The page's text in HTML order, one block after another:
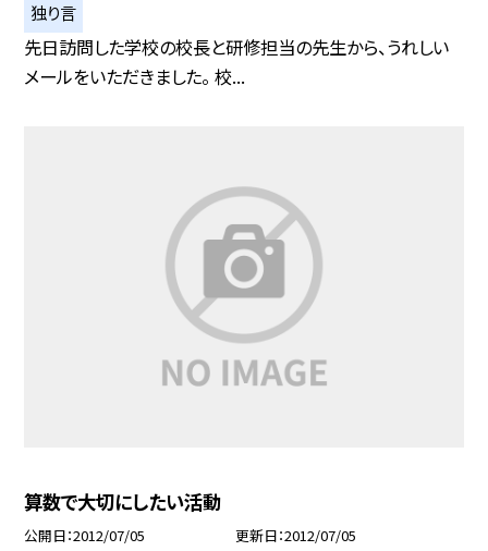
独り言
先日訪問した学校の校長と研修担当の先生から、うれしい
メールをいただきました。 校...
算数で大切にしたい活動
公開日 2012/07/05 更新日 2012/07/05